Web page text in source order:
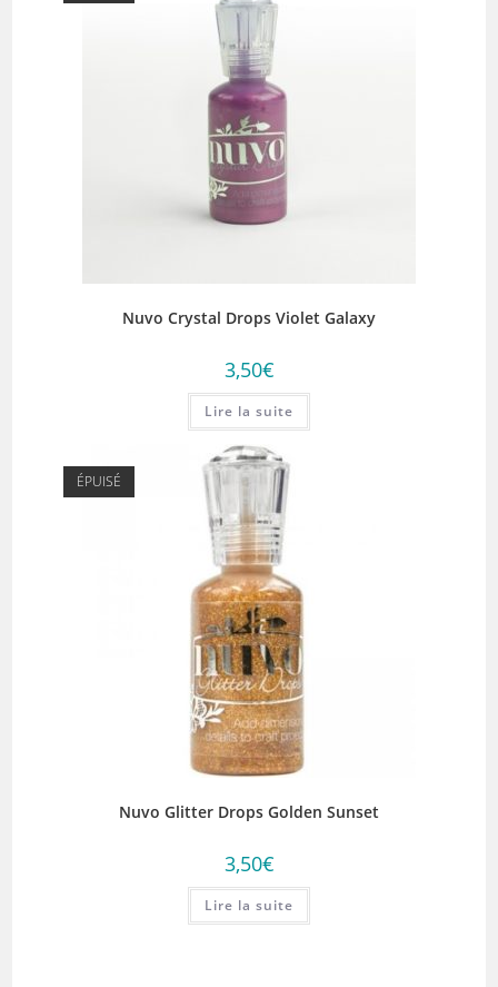
Nuvo Crystal Drops Violet Galaxy
3,50€
Lire la suite
ÉPUISÉ
Nuvo Glitter Drops Golden Sunset
3,50€
Lire la suite